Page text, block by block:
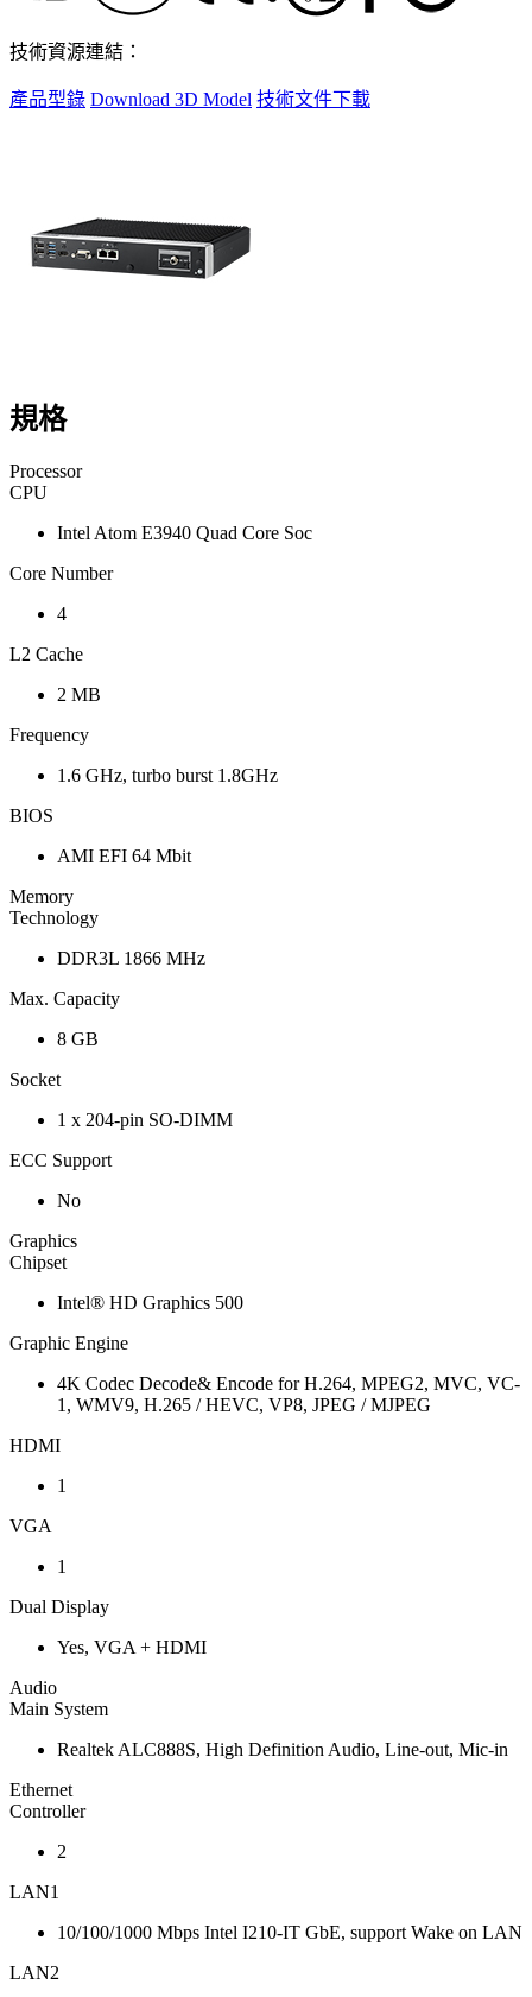
技術資源連結：
產品型錄 Download 3D Model 技術文件下載
規格
Processor
CPU
Intel Atom E3940 Quad Core Soc
Core Number
4
L2 Cache
2 MB
Frequency
1.6 GHz, turbo burst 1.8GHz
BIOS
AMI EFI 64 Mbit
Memory
Technology
DDR3L 1866 MHz
Max. Capacity
8 GB
Socket
1 x 204-pin SO-DIMM
ECC Support
No
Graphics
Chipset
Intel® HD Graphics 500
Graphic Engine
4K Codec Decode& Encode for H.264, MPEG2, MVC, VC-
1, WMV9, H.265 / HEVC, VP8, JPEG / MJPEG
HDMI
1
VGA
1
Dual Display
Yes, VGA + HDMI
Audio
Main System
Realtek ALC888S, High Definition Audio, Line-out, Mic-in
Ethernet
Controller
2
LAN1
10/100/1000 Mbps Intel I210-IT GbE, support Wake on LAN
LAN2